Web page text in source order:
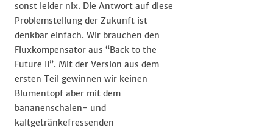
sonst leider nix. Die Antwort auf diese
Problemstellung der Zukunft ist
denkbar einfach. Wir brauchen den
Fluxkompensator aus “Back to the
Future II”. Mit der Version aus dem
ersten Teil gewinnen wir keinen
Blumentopf aber mit dem
bananenschalen- und
kaltgetränkefressenden